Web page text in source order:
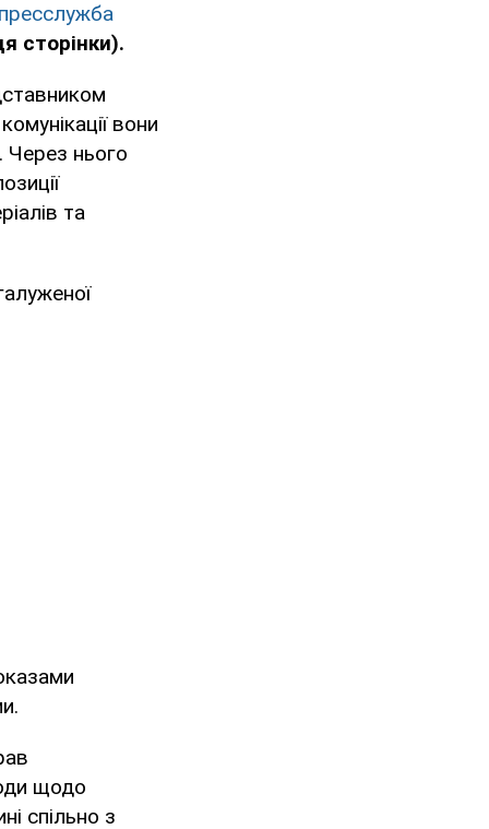
пресслужба
сторінки).
вони
Через нього
та
щодо
спільно з